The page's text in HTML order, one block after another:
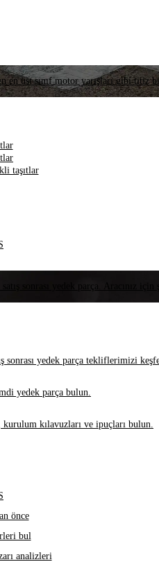
üst sınıf motor yarışları gibi titiz
taşıtlar
sonrası yedek parça. Aracınız
yedek parça tekliflerimizi
yedek parça bulun.
kılavuzları ve ipuçları bulun.
önce
bul
analizleri